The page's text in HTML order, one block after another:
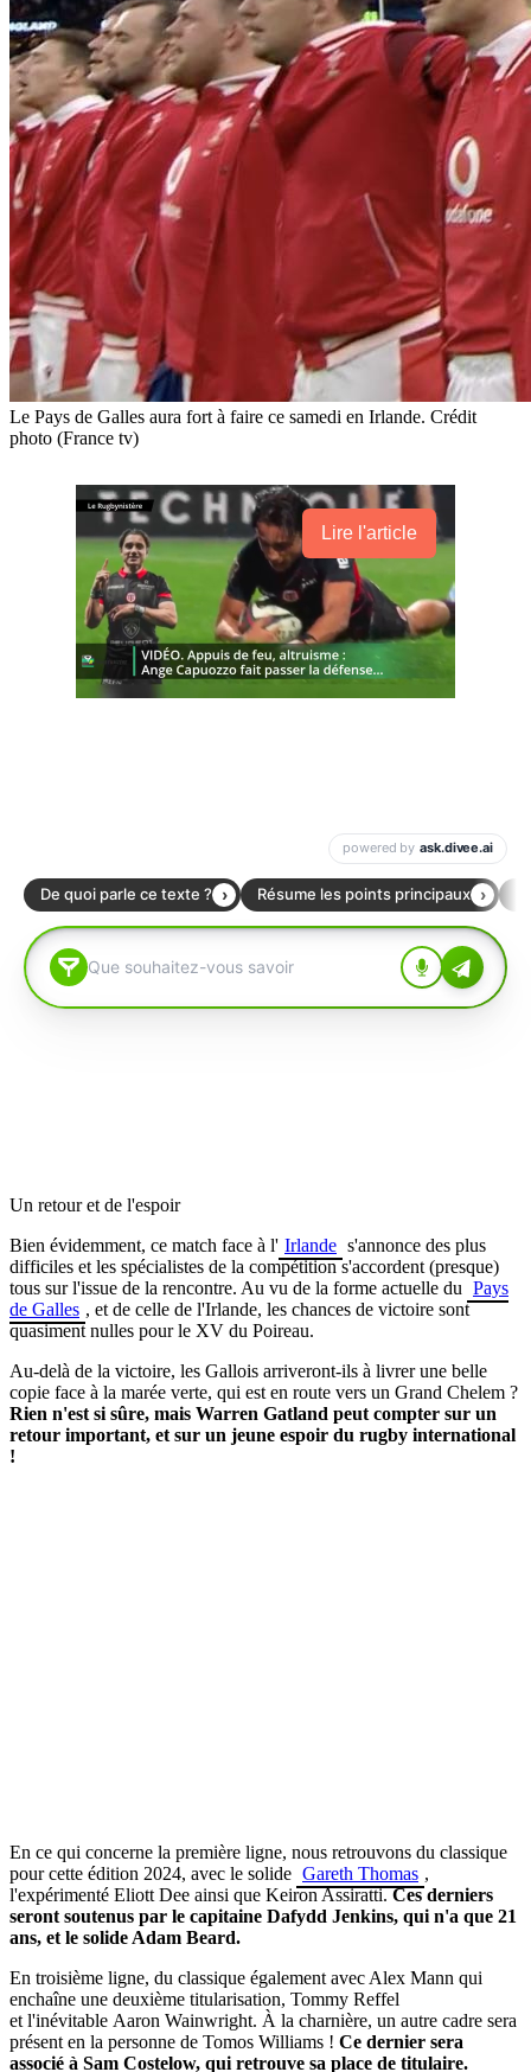
Le Pays de Galles aura fort à faire ce samedi en Irlande. Crédit
photo (France tv)
Lire l'article
Un retour et de l'espoir
Bien évidemment, ce match face à l' Irlande s'annonce des plus
difficiles et les spécialistes de la compétition s'accordent (presque)
tous sur l'issue de la rencontre. Au vu de la forme actuelle du Pays
de Galles , et de celle de l'Irlande, les chances de victoire sont
quasiment nulles pour le XV du Poireau.
Au-delà de la victoire, les Gallois arriveront-ils à livrer une belle
copie face à la marée verte, qui est en route vers un Grand Chelem ?
Rien n'est si sûre, mais Warren Gatland peut compter sur un
retour important, et sur un jeune espoir du rugby international
!
En ce qui concerne la première ligne, nous retrouvons du classique
pour cette édition 2024, avec le solide Gareth Thomas ,
l'expérimenté Eliott Dee ainsi que Keiron Assiratti.Ces derniers
seront soutenus par le capitaine Dafydd Jenkins, qui n'a que 21
ans, et le solide Adam Beard.
En troisième ligne, du classique également avec Alex Mann qui
enchaîne une deuxième titularisation, Tommy Reffel
et l'inévitable Aaron Wainwright. À la charnière, un autre cadre sera
présent en la personne de Tomos Williams ! Ce dernier sera
associé à Sam Costelow, qui retrouve sa place de titulaire.